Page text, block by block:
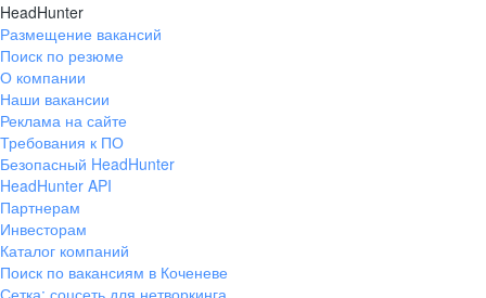
HeadHunter
Размещение вакансий
Поиск по резюме
О компании
Наши вакансии
Реклама на сайте
Требования к ПО
Безопасный HeadHunter
HeadHunter API
Партнерам
Инвесторам
Каталог компаний
Поиск по вакансиям в Коченеве
Сетка: соцсеть для нетворкинга